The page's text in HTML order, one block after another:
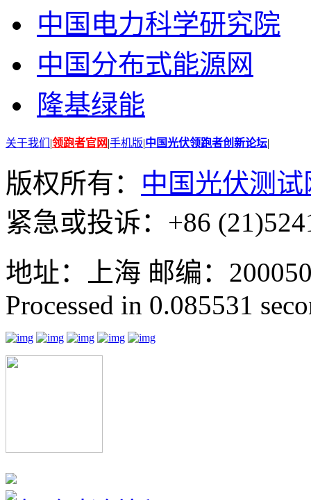
中国电力科学研究院
中国分布式能源网
隆基绿能
关于我们 |领跑者官网|手机版|中国光伏领跑者创新论坛|
版权所有： 中国光伏测试
紧急或投诉：+86
地址：上海 邮编：
Processed in 0.085531